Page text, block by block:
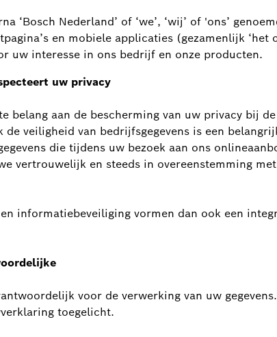
‘Bosch Nederland’ of ‘we’, ‘wij’ of 'ons’
en mobiele applicaties (gezamenlijk ‘het
uw interesse in ons bedrijf en onze producten.
uw privacy
belang aan de bescherming van uw privacy bij
de veiligheid van bedrijfsgegevens is een
die tijdens uw bezoek aan ons
vertrouwelijk en steeds in overeenstemming
informatiebeveiliging vormen dan ook een
voor de verwerking van uw
toegelicht.